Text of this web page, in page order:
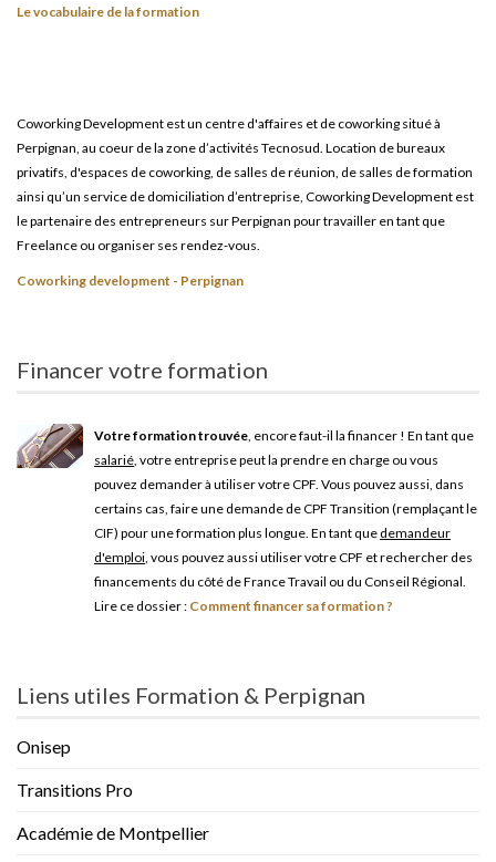
Le vocabulaire de la formation
Coworking Development est un centre d'affaires et de coworking situé à
Perpignan, au coeur de la zone d’activités Tecnosud. Location de bureaux
privatifs, d'espaces de coworking, de salles de réunion, de salles de formation
ainsi qu’un service de domiciliation d’entreprise, Coworking Development est
le partenaire des entrepreneurs sur Perpignan pour travailler en tant que
Freelance ou organiser ses rendez-vous.
Coworking development - Perpignan
Financer votre formation
Votre formation trouvée , encore faut-il la financer ! En tant que
salarié , votre entreprise peut la prendre en charge ou vous
pouvez demander à utiliser votre CPF. Vous pouvez aussi, dans
certains cas, faire une demande de CPF Transition (remplaçant le
CIF) pour une formation plus longue. En tant que demandeur
d'emploi , vous pouvez aussi utiliser votre CPF et rechercher des
financements du côté de France Travail ou du Conseil Régional.
Lire ce dossier : Comment financer sa formation ?
Liens utiles Formation & Perpignan
Onisep
Transitions Pro
Académie de Montpellier